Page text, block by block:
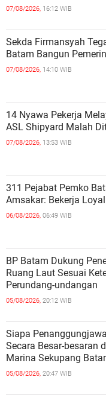
07/08/2026, 16:12 WIB
Sekda Firmansyah
Batam Bangun
07/08/2026, 14:10 WIB
14 Nyawa Pekerja
ASL Shipyard Malah
07/08/2026, 13:53 WIB
311 Pejabat Pemko
Amsakar: Bekerja
06/08/2026, 06:49 WIB
BP Batam Dukung
Ruang Laut Sesuai
Perundang-undangan
05/08/2026, 20:12 WIB
Siapa
Secara Besar-besaran
Marina Sekupang
05/08/2026, 20:47 WIB